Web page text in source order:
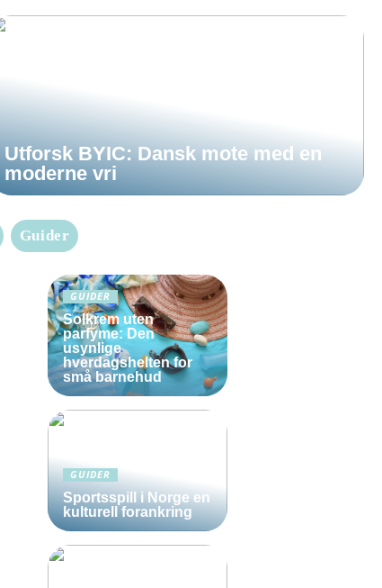
Utforsk BYIC: Dansk mote med en
moderne vri
Guider
GUIDER
Solkrem uten
parfyme: Den
usynlige
hverdagshelten for
små barnehud
GUIDER
Sportsspill i Norge en
kulturell forankring